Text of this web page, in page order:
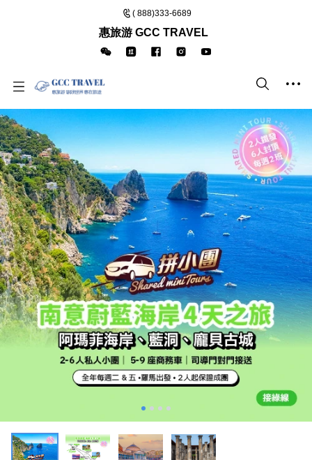
( 888)333-6689
惠旅游 GCC TRAVEL